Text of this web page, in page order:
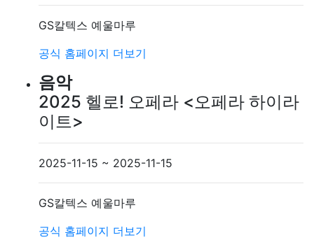
GS칼텍스 예울마루
공식 홈페이지 더보기
음악
2025 헬로! 오페라 <오페라 하이라
이트>
2025-11-15 ~ 2025-11-15
GS칼텍스 예울마루
공식 홈페이지 더보기